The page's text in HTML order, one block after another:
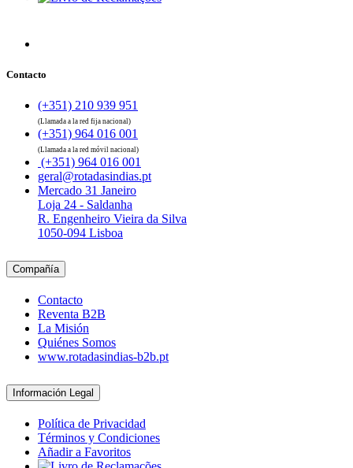
Contacto
(+351) 210 939 951
(Llamada a la red fija nacional)
(+351) 964 016 001
(Llamada a la red móvil nacional)
(+351) 964 016 001
geral@rotadasindias.pt
Mercado 31 Janeiro
Loja 24 - Saldanha
R. Engenheiro Vieira da Silva
1050-094 Lisboa
Compañía
Contacto
Reventa B2B
La Misión
Quiénes Somos
www.rotadasindias-b2b.pt
Información Legal
Política de Privacidad
Términos y Condiciones
Añadir a Favoritos